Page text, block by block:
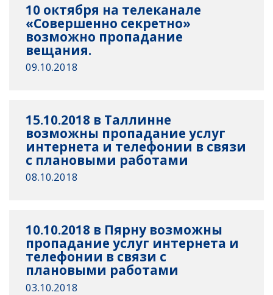
10 октября на телеканале
«Совершенно секретно»
возможно пропадание
вещания.
09.10.2018
15.10.2018 в Таллинне
возможны пропадание услуг
интернета и телефонии в связи
с плановыми работами
08.10.2018
10.10.2018 в Пярну возможны
пропадание услуг интернета и
телефонии в связи с
плановыми работами
03.10.2018